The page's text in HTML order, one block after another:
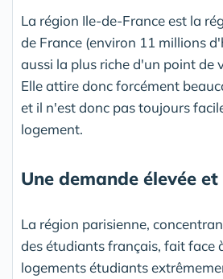
La région Ile-de-France est la
de France (environ 11 millions
aussi la plus riche d'un point de
Elle attire donc forcément
et il n'est donc pas toujours
logement.
Une demande élevée
La région parisienne,
des étudiants français, fait face
logements étudiants